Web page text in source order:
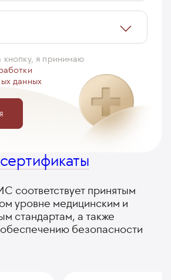
я принимаю
данных
соответствует принятым
уровне медицинским и
стандартам, а также
безопасности